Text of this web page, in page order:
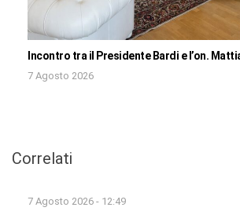
Incontro tra il Presidente Bardi e l’on.
7 Agosto 2026
Correlati
7 Agosto 2026 - 12:49